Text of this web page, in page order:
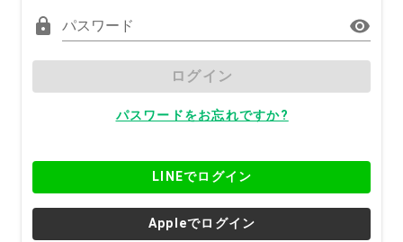
パスワード
ログイン
パスワードをお忘れですか?
LINEでログイン
Appleでログイン